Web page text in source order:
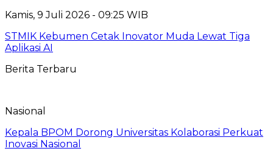
Kamis, 9 Juli 2026 - 09:25 WIB
STMIK Kebumen Cetak Inovator Muda Lewat Tiga
Aplikasi AI
Berita Terbaru
Nasional
Kepala BPOM Dorong Universitas Kolaborasi Perkuat
Inovasi Nasional